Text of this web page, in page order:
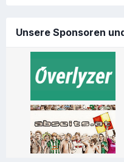
Unsere Sponsoren